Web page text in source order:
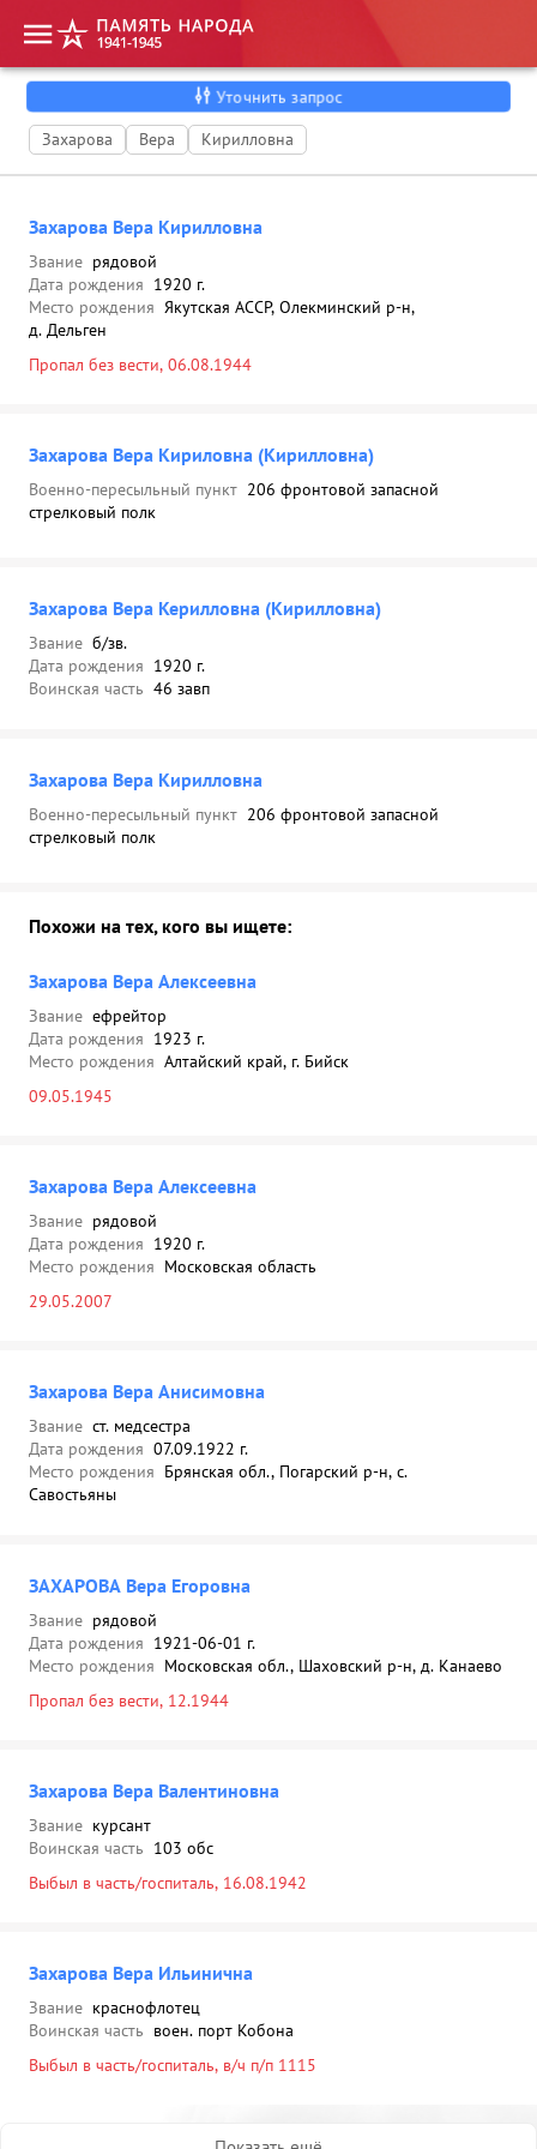
Уточнить запрос
Захарова Вера Кирилловна
Захарова Вера Кирилловна
Звание рядовой
Дата рождения 1920 г.
Место рождения Якутская АССР, Олекминский р-н,
д. Дельген
Пропал без вести, 06.08.1944
Захарова Вера Кириловна (Кирилловна)
Военно-пересыльный пункт 206 фронтовой запасной
стрелковый полк
Захарова Вера Керилловна (Кирилловна)
Звание б/зв.
Дата рождения 1920 г.
Воинская часть 46 завп
Захарова Вера Кирилловна
Военно-пересыльный пункт 206 фронтовой запасной
стрелковый полк
Похожи на тех, кого вы ищете:
Захарова Вера Алексеевна
Звание ефрейтор
Дата рождения 1923 г.
Место рождения Алтайский край, г. Бийск
09.05.1945
Захарова Вера Алексеевна
Звание рядовой
Дата рождения 1920 г.
Место рождения Московская область
29.05.2007
Захарова Вера Анисимовна
Звание ст. медсестра
Дата рождения 07.09.1922 г.
Место рождения Брянская обл., Погарский р-н, с.
Савостьяны
ЗАХАРОВА Вера Егоровна
Звание рядовой
Дата рождения 1921-06-01 г.
Место рождения Московская обл., Шаховский р-н, д. Канаево
Пропал без вести, 12.1944
Захарова Вера Валентиновна
Звание курсант
Воинская часть 103 обс
Выбыл в часть/госпиталь, 16.08.1942
Захарова Вера Ильинична
Звание краснофлотец
Воинская часть воен. порт Кобона
Выбыл в часть/госпиталь, в/ч п/п 1115